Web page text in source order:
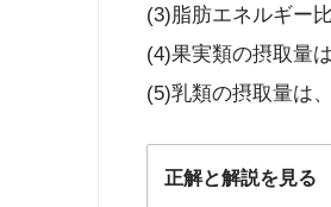
(3)脂肪エネルギー
(4)果実類の摂取量
(5)乳類の摂取量は
正解と解説を見る